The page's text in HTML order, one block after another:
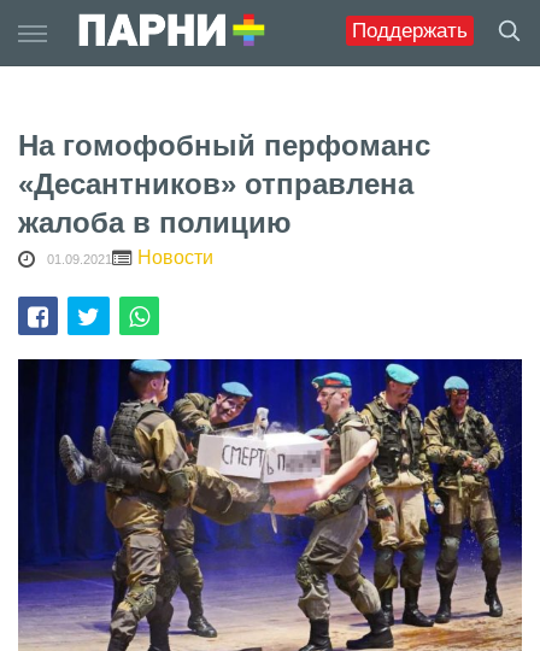
Поддержать
to
content
На гомофобный перфоманс
«Десантников» отправлена
жалоба в полицию
01.09.2021 Новости